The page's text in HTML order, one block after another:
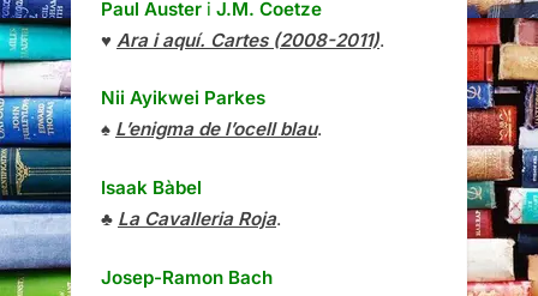
Paul Auster i J.M. Coetze
♥ Ara i aquí. Cartes (2008-2011).
Nii Ayikwei Parkes
♠ L’enigma de l’ocell blau.
Isaak Bàbel
♣ La Cavalleria Roja.
Josep-Ramon Bach